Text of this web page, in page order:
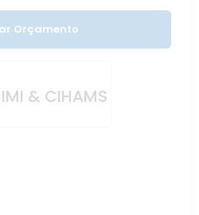
Orçamento
& CIHAMS